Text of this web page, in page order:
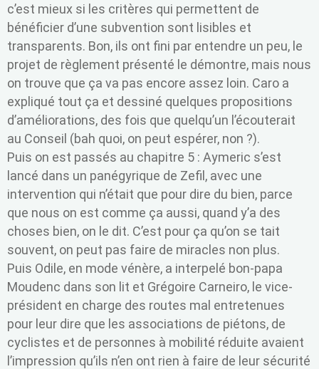
c’est mieux si les critères qui permettent de
bénéficier d’une subvention sont lisibles et
transparents. Bon, ils ont fini par entendre un peu, le
projet de règlement présenté le démontre, mais nous
on trouve que ça va pas encore assez loin. Caro a
expliqué tout ça et dessiné quelques propositions
d’améliorations, des fois que quelqu’un l’écouterait
au Conseil (bah quoi, on peut espérer, non ?).
Puis on est passés au chapitre 5 : Aymeric s’est
lancé dans un panégyrique de Zefil, avec une
intervention qui n’était que pour dire du bien, parce
que nous on est comme ça aussi, quand y’a des
choses bien, on le dit. C’est pour ça qu’on se tait
souvent, on peut pas faire de miracles non plus.
Puis Odile, en mode vénère, a interpelé bon-papa
Moudenc dans son lit et Grégoire Carneiro, le vice-
président en charge des routes mal entretenues
pour leur dire que les associations de piétons, de
cyclistes et de personnes à mobilité réduite avaient
l’impression qu’ils n’en ont rien à faire de leur sécurité